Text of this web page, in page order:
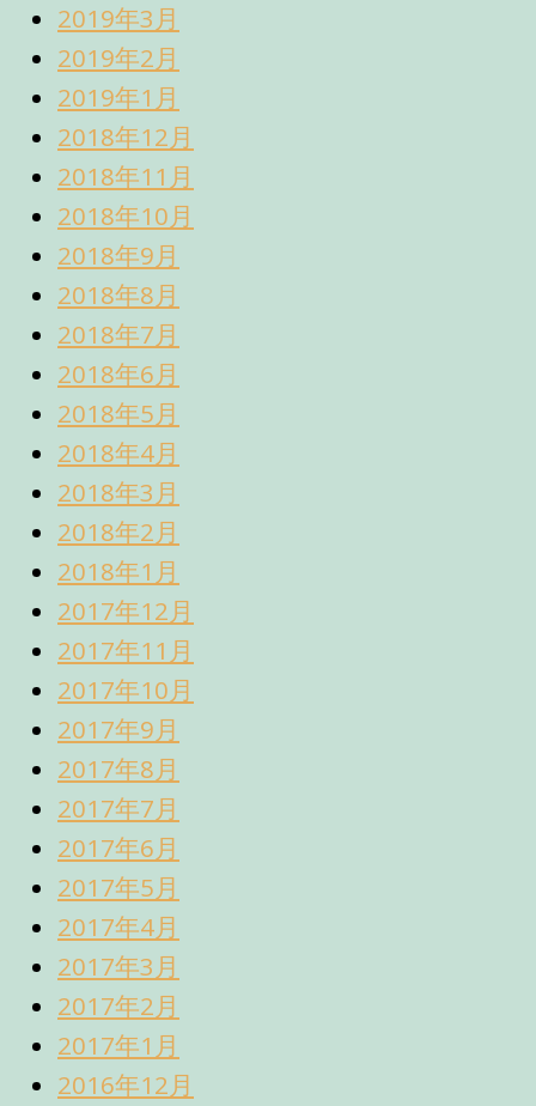
2019年3月
2019年2月
2019年1月
2018年12月
2018年11月
2018年10月
2018年9月
2018年8月
2018年7月
2018年6月
2018年5月
2018年4月
2018年3月
2018年2月
2018年1月
2017年12月
2017年11月
2017年10月
2017年9月
2017年8月
2017年7月
2017年6月
2017年5月
2017年4月
2017年3月
2017年2月
2017年1月
2016年12月